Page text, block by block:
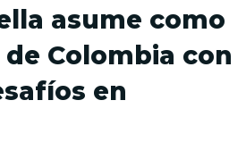
asume como
Colombia con
en